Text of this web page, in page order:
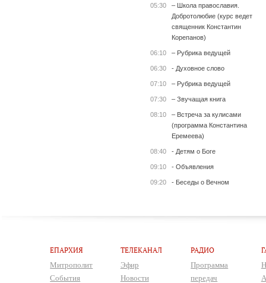
05:30
– Школа православия.
Добротолюбие (курс ведет
священник Константин
Корепанов)
06:10 – Рубрика ведущей
06:30 - Духовное слово
07:10 – Рубрика ведущей
07:30 – Звучащая книга
08:10
– Встреча за кулисами
(программа Константина
Еремеева)
08:40 - Детям о Боге
09:10 - Объявления
09:20 - Беседы о Вечном
ЕПАРХИЯ
Митрополит
События
ТЕЛЕКАНАЛ
Эфир
Новости
РАДИО
Программа
передач